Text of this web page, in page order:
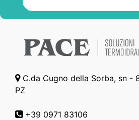
C.da Cugno della Sorba, sn -
PZ
+39 0971 83106